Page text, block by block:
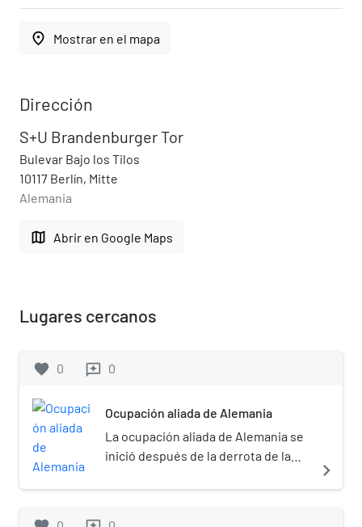
place Mostrar en el mapa
Dirección
S+U Brandenburger Tor
Bulevar Bajo los Tilos
10117 Berlín, Mitte
Alemania
map Abrir en Google Maps
Lugares cercanos
favorite 0 reviews 0
Ocupación aliada de Alemania
La ocupación aliada de Alemania se
inició después de la derrota de la
Mundial, al dividirse el país entre las
navigate_next